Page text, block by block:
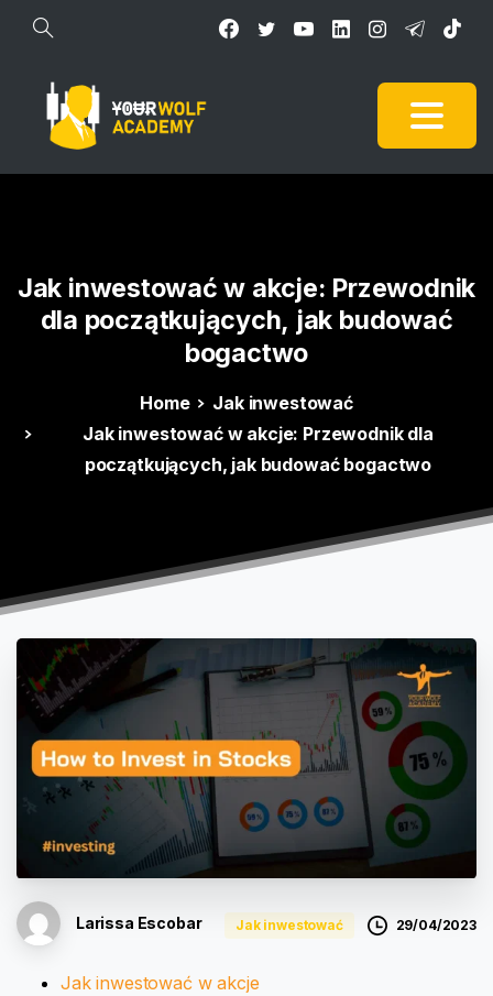
Jak inwestować w akcje: Przewodnik
dla początkujących, jak budować
bogactwo
Home
Jak inwestować
Jak inwestować w akcje: Przewodnik dla
początkujących, jak budować bogactwo
Larissa Escobar Jak inwestować 29/04/2023
Jak inwestować w akcje